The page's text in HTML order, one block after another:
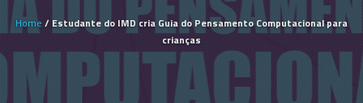
Home / Estudante do IMD cria Guia do Pensamento Computacional para
crianças